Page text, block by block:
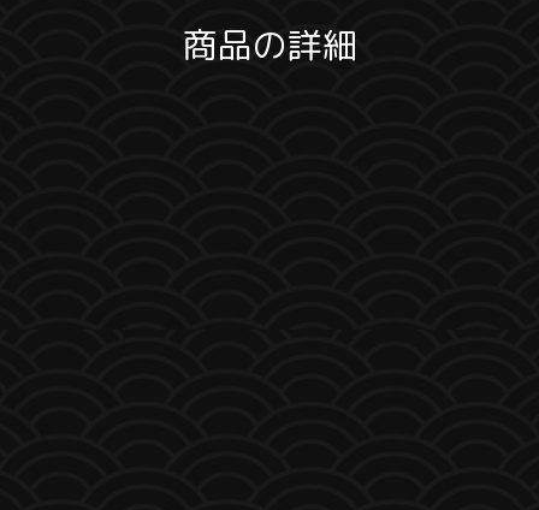
商品の詳細